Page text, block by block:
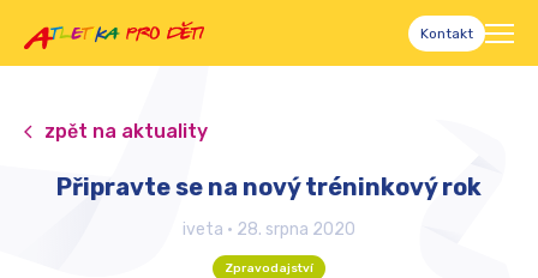
Kontakt
zpět na aktuality
Připravte se na nový tréninkový rok
iveta • 28. srpna 2020
Zpravodajství